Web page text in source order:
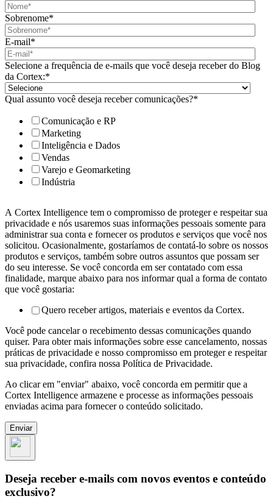
Sobrenome*
E-mail*
Selecione a frequência de e-mails que você deseja receber do Blog
da Cortex:*
Qual assunto você deseja receber comunicações?*
Comunicação e RP
Marketing
Inteligência e Dados
Vendas
Varejo e Geomarketing
Indústria
A Cortex Intelligence tem o compromisso de proteger e respeitar sua
privacidade e nós usaremos suas informações pessoais somente para
administrar sua conta e fornecer os produtos e serviços que você nos
solicitou. Ocasionalmente, gostaríamos de contatá-lo sobre os nossos
produtos e serviços, também sobre outros assuntos que possam ser
do seu interesse. Se você concorda em ser contatado com essa
finalidade, marque abaixo para nos informar qual a forma de contato
que você gostaria:
Quero receber artigos, materiais e eventos da Cortex.
Você pode cancelar o recebimento dessas comunicações quando
quiser. Para obter mais informações sobre esse cancelamento, nossas
práticas de privacidade e nosso compromisso em proteger e respeitar
sua privacidade, confira nossa Política de Privacidade.
Ao clicar em "enviar" abaixo, você concorda em permitir que a
Cortex Intelligence armazene e processe as informações pessoais
enviadas acima para fornecer o conteúdo solicitado.
Deseja receber e-mails com novos eventos e conteúdo
exclusivo?